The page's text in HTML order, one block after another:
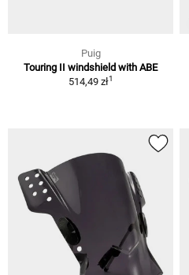
Puig
Touring II windshield with ABE
514,49 zł1